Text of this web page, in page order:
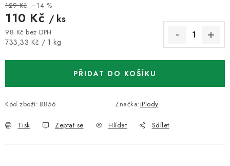
129 Kč –14 %
110 Kč / ks
98 Kč bez DPH
Měrná cena:
733,33 Kč / 1 kg
PŘIDAT DO KOŠÍKU
Kód zboží: B856 Značka:iPlody
Tisk Zeptat se Hlídat Sdílet